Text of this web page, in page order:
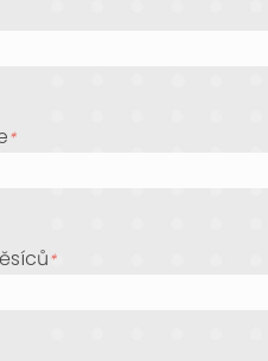
*
*